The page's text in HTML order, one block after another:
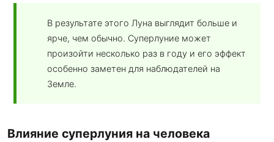
В результате этого Луна выглядит больше и
ярче, чем обычно. Суперлуние может
произойти несколько раз в году и его эффект
особенно заметен для наблюдателей на
Земле.
Влияние суперлуния на человека